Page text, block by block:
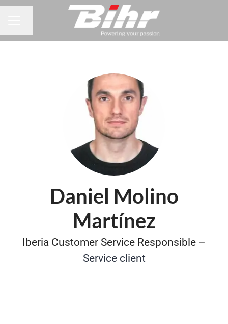
Changer la langue
Daniel Molino
Martínez
Iberia Customer Service Responsible –
Service client